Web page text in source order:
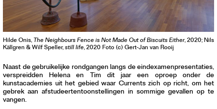
Hilde Onis,The Neighbours Fence is Not Made Out of Biscuits Either, 2020; Nils
Källgren & Wilf Speller,still life, 2020 Foto (c) Gert-Jan van Rooij
Naast de gebruikelijke rondgangen langs de eindexamenpresentaties,
verspreidden Helena en Tim dit jaar een oproep onder de
kunstacademies uit het gebied waar Currents zich op richt, om het
gebrek aan afstudeertentoonstellingen in sommige gevallen op te
vangen.